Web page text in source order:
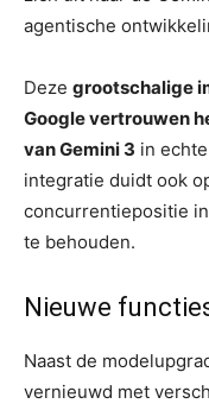
agentische
Deze grootschalige
Google vertrouwen
van Gemini 3 in
integratie duidt ook
concurrentiepositie
te behouden.
Nieuwe
Naast de
vernieuwd met